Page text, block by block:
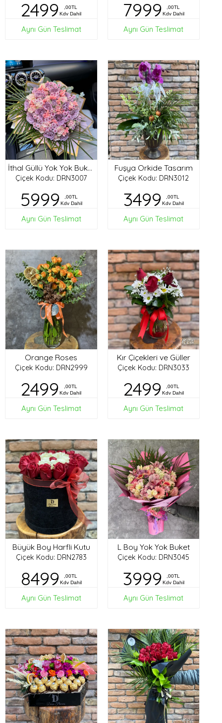
2499
,00TL
Kdv Dahil
Aynı Gün Teslimat
7999
,00TL
Kdv Dahil
Aynı Gün Teslimat
İthal Güllü Yok Yok Buket
Çiçek Kodu: DRN3007
5999
,00TL
Kdv Dahil
Aynı Gün Teslimat
Fuşya Orkide Tasarım
Çiçek Kodu: DRN3012
3499
,00TL
Kdv Dahil
Aynı Gün Teslimat
Orange Roses
Çiçek Kodu: DRN2999
2499
,00TL
Kdv Dahil
Aynı Gün Teslimat
Kır Çiçekleri ve Güller
Çiçek Kodu: DRN3033
2499
,00TL
Kdv Dahil
Aynı Gün Teslimat
Büyük Boy Harfli Kutu
Çiçek Kodu: DRN2783
8499
,00TL
Kdv Dahil
Aynı Gün Teslimat
L Boy Yok Yok Buket
Çiçek Kodu: DRN3045
3999
,00TL
Kdv Dahil
Aynı Gün Teslimat